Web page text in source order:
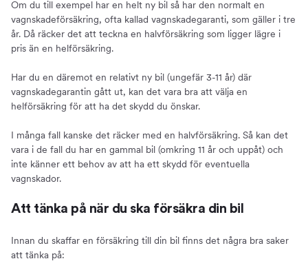
Om du till exempel har en helt ny bil så har den normalt en
vagnskadeförsäkring, ofta kallad vagnskadegaranti, som gäller i tre
år. Då räcker det att teckna en halvförsäkring som ligger lägre i
pris än en helförsäkring.
Har du en däremot en relativt ny bil (ungefär 3-11 år) där
vagnskadegarantin gått ut, kan det vara bra att välja en
helförsäkring för att ha det skydd du önskar.
I många fall kanske det räcker med en halvförsäkring. Så kan det
vara i de fall du har en gammal bil (omkring 11 år och uppåt) och
inte känner ett behov av att ha ett skydd för eventuella
vagnskador.
Att tänka på när du ska försäkra din bil
Innan du skaffar en försäkring till din bil finns det några bra saker
att tänka på: